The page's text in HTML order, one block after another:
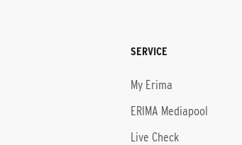
SERVICE
My Erima
ERIMA Mediapool
Live Check